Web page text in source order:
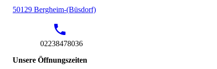
50129 Bergheim-(Büsdorf)
02238478036
Unsere Öffnungszeiten